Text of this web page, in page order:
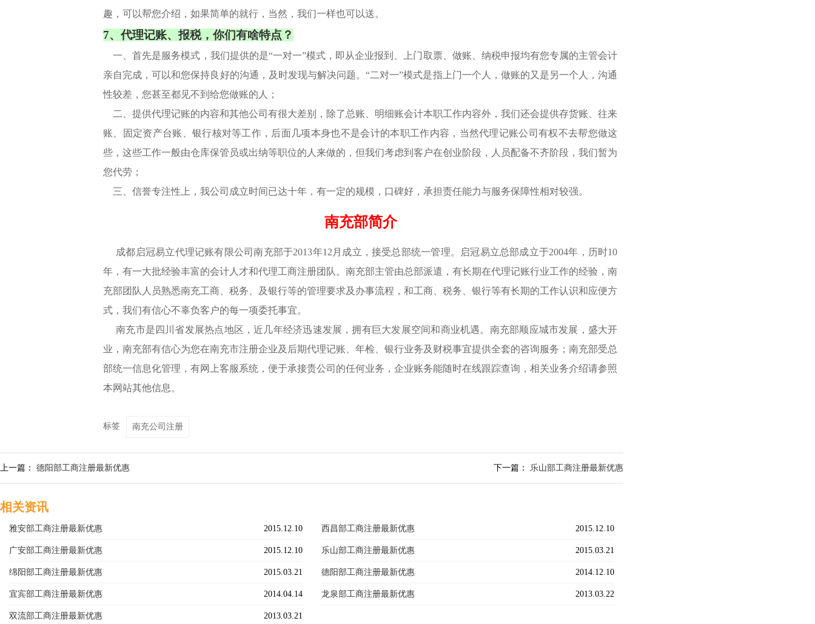
趣，可以帮您介绍，如果简单的就行，当然，我们一样也可以送。
7、代理记账、报税，你们有啥特点？
一、首先是服务模式，我们提供的是“一对一”模式，即从企业报到、上门取票、做账、纳税申报均有您专属的主管会计
亲自完成，可以和您保持良好的沟通，及时发现与解决问题。“二对一”模式是指上门一个人，做账的又是另一个人，沟通
性较差，您甚至都见不到给您做账的人；
二、提供代理记账的内容和其他公司有很大差别，除了总账、明细账会计本职工作内容外，我们还会提供存货账、往来
账、固定资产台账、银行核对等工作，后面几项本身也不是会计的本职工作内容，当然代理记账公司有权不去帮您做这
些，这些工作一般由仓库保管员或出纳等职位的人来做的，但我们考虑到客户在创业阶段，人员配备不齐阶段，我们暂为
您代劳；
三、信誉专注性上，我公司成立时间已达十年，有一定的规模，口碑好，承担责任能力与服务保障性相对较强。
南充部简介
成都启冠易立代理记账有限公司南充部于2013年12月成立，接受总部统一管理。启冠易立总部成立于2004年，历时10
年，有一大批经验丰富的会计人才和代理工商注册团队。南充部主管由总部派遣，有长期在代理记账行业工作的经验，南
充部团队人员熟悉南充工商、税务、及银行等的管理要求及办事流程，和工商、税务、银行等有长期的工作认识和应便方
式，我们有信心不辜负客户的每一项委托事宜。
南充市是四川省发展热点地区，近几年经济迅速发展，拥有巨大发展空间和商业机遇。南充部顺应城市发展，盛大开
业，南充部有信心为您在南充市注册企业及后期代理记账、年检、银行业务及财税事宜提供全套的咨询服务；南充部受总
部统一信息化管理，有网上客服系统，便于承接贵公司的任何业务，企业账务能随时在线跟踪查询，相关业务介绍请参照
本网站其他信息。
标签 南充公司注册
上一篇： 德阳部工商注册最新优惠 下一篇： 乐山部工商注册最新优惠
相关资讯
2015.12.10
雅安部工商注册最新优惠 2015.12.10
西昌部工商注册最新优惠
2015.12.10
广安部工商注册最新优惠 2015.03.21
乐山部工商注册最新优惠
2015.03.21
绵阳部工商注册最新优惠 2014.12.10
德阳部工商注册最新优惠
2014.04.14
宜宾部工商注册最新优惠 2013.03.22
龙泉部工商注册最新优惠
2013.03.21
双流部工商注册最新优惠